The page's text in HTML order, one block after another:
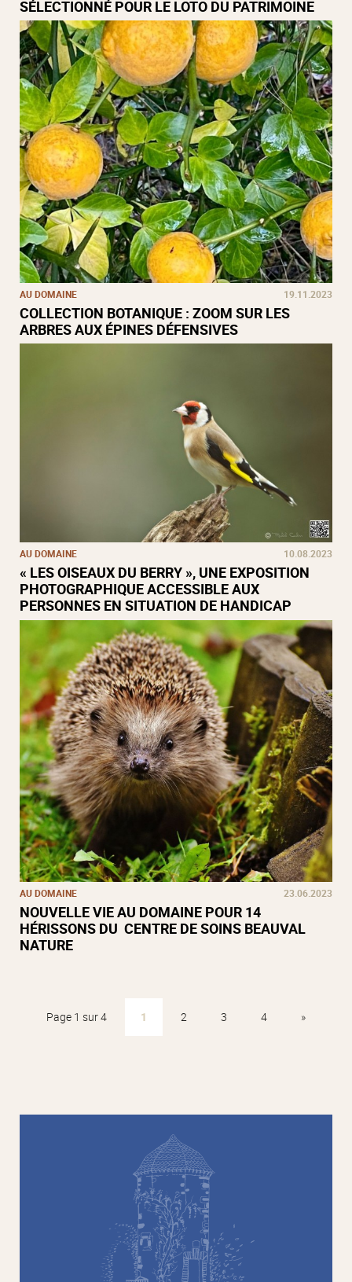
SÉLECTIONNÉ POUR LE LOTO DU PATRIMOINE
AU DOMAINE 19.11.2023
COLLECTION BOTANIQUE : ZOOM SUR LES
ARBRES AUX ÉPINES DÉFENSIVES
AU DOMAINE 10.08.2023
« LES OISEAUX DU BERRY », UNE EXPOSITION
PHOTOGRAPHIQUE ACCESSIBLE AUX
PERSONNES EN SITUATION DE HANDICAP
AU DOMAINE 23.06.2023
NOUVELLE VIE AU DOMAINE POUR 14
HÉRISSONS DU CENTRE DE SOINS BEAUVAL
NATURE
Page 1 sur 4 1 2 3 4 »